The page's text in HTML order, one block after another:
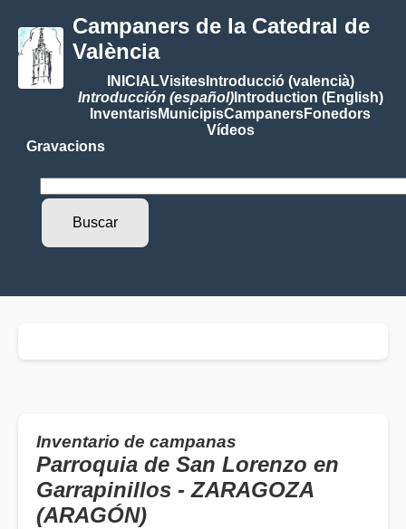
Campaners de la Catedral de
València
INICIALVisitesIntroducció (valencià)
Introducción (español)Introduction (English)
InventarisMunicipisCampanersFonedors
Vídeos
Gravacions
Inventario de campanas
Parroquia de San Lorenzo en
Garrapinillos - ZARAGOZA
(ARAGÓN)